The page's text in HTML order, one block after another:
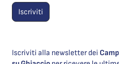
Iscriviti alla newsletter dei